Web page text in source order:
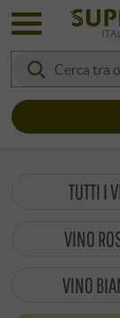
TUTTI I
VINO
VINO